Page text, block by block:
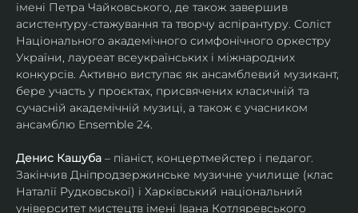
імені Петра Чайковського, де також завершив
асистентуру-стажування та творчу аспірантуру. Соліст
Національного академічного симфонічного оркестру
України, лауреат всеукраїнських і міжнародних
конкурсів. Активно виступає як ансамблевий музикант,
бере участь у проєктах, присвячених класичній та
сучасній академічній музиці, а також є учасником
ансамблю Ensemble 24.
Денис Кашуба – піаніст, концертмейстер і педагог.
Закінчив Дніпродзержинське музичне училище (клас
Наталії Рудковської) і Харківський національний
університет мистецтв імені Івана Котляревського